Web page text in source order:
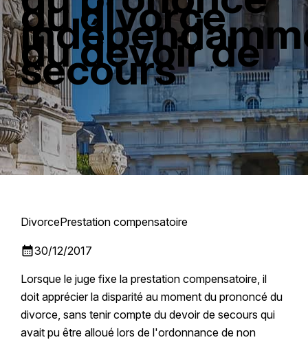
du divorce
du devoir de
secours
DivorcePrestation compensatoire
calendar_month30/12/2017
Lorsque le juge fixe la prestation compensatoire, il
doit apprécier la disparité au moment du prononcé du
divorce, sans tenir compte du devoir de secours qui
avait pu être alloué lors de l'ordonnance de non